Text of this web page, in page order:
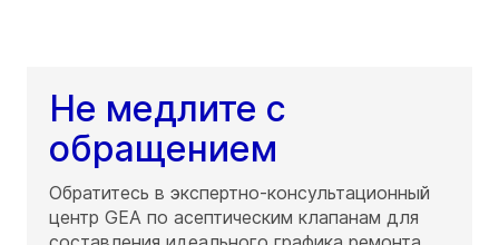
Не медлите с
обращением
Обратитесь в экспертно-консультационный
центр GEA по асептическим клапанам для